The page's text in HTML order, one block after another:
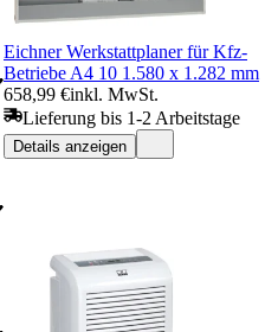
Eichner Werkstattplaner für Kfz-
Betriebe A4 10 1.580 x 1.282 mm
658,99 €inkl. MwSt.
Lieferung bis 1-2 Arbeitstage
Details anzeigen